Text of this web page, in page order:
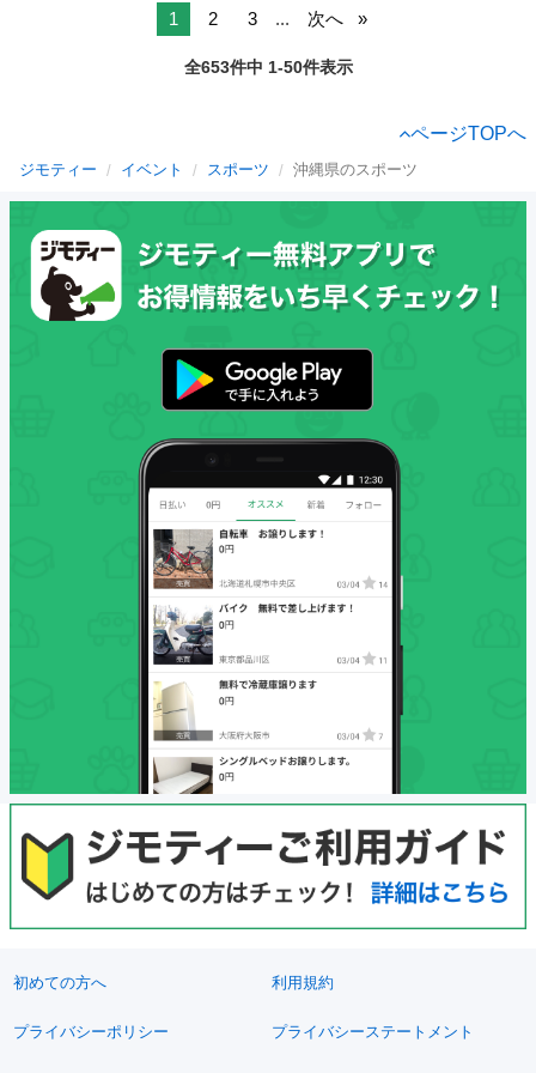
1 2 3 ... 次へ
全653件中 1-50件表示
ページTOPへ
ジモティー イベント スポーツ 沖縄県のスポーツ
初めての方へ 利用規約
プライバシーポリシー プライバシーステートメント